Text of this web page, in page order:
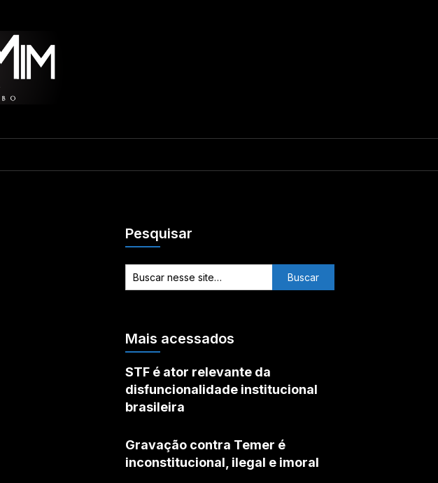
Pesquisar
Mais acessados
STF é ator relevante da
disfuncionalidade institucional
brasileira
Gravação contra Temer é
inconstitucional, ilegal e imoral